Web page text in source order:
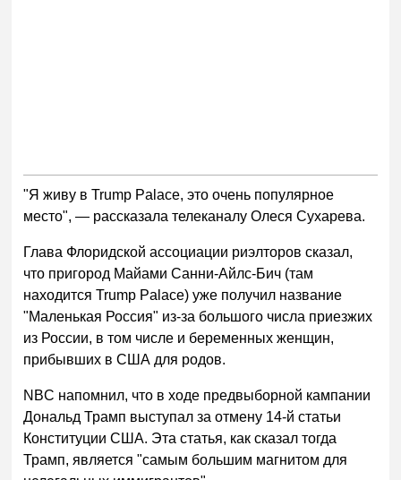
"Я живу в Trump Palace, это очень популярное
место", — рассказала телеканалу Олеся Сухарева.
Глава Флоридской ассоциации риэлторов сказал,
что пригород Майами Санни-Айлс-Бич (там
находится Trump Palace) уже получил название
"Маленькая Россия" из-за большого числа приезжих
из России, в том числе и беременных женщин,
прибывших в США для родов.
NBC напомнил, что в ходе предвыборной кампании
Дональд Трамп выступал за отмену 14-й статьи
Конституции США. Эта статья, как сказал тогда
Трамп, является "самым большим магнитом для